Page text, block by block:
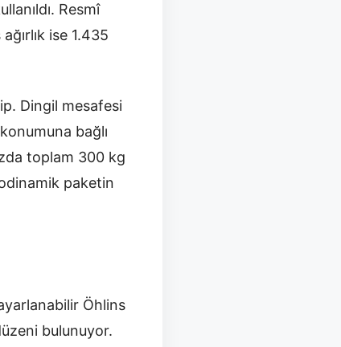
Resmî
ise 1.435
Dingil mesafesi
bağlı
toplam 300 kg
paketin
Öhlins
bulunuyor.